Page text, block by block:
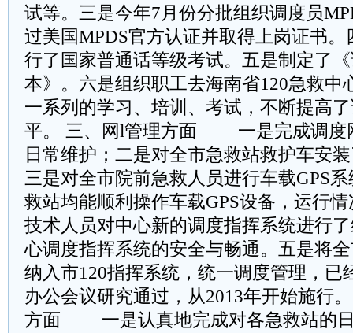
试等。三是今年7月份分批组织调度员
过美国MPDS官方认证并取得上岗证书
行了国家普通话等级考试。五是制定了
本》。六是组织职工去海南省120急救中
一系列的学习、培训、考试，不断提高
平。 三、网l管理方面 一是完成调度
日常维护；二是对全市急救站救护车安
三是对全市院前急救人员进行车载GPS
救站均能顺利操作车载GPS设备，运行
技术人员对中心新的调度指挥系统进行
心调度指挥系统的安全与畅通。五是将
纳入市120指挥系统，统一调度管理，已
办公会议研究通过，从2013年开始施行
方面 一是认真地完成对各急救站的日